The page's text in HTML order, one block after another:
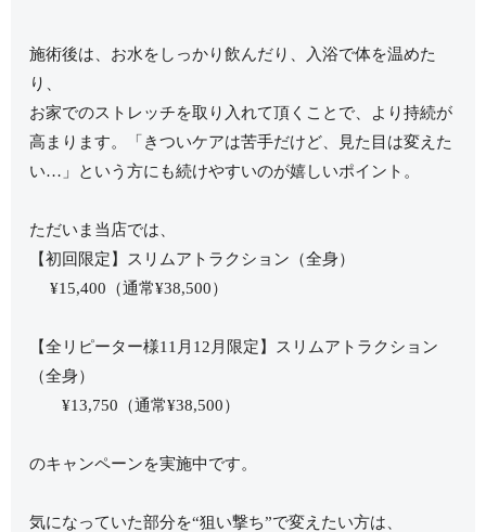
施術後は、お水をしっかり飲んだり、入浴で体を温めた
り、
お家でのストレッチを取り入れて頂くことで、より持続が
高まります。「きついケアは苦手だけど、見た目は変えた
い…」という方にも続けやすいのが嬉しいポイント。
ただいま当店では、
【初回限定】スリムアトラクション（全身）
¥15,400（通常¥38,500）
【全リピーター様11月12月限定】スリムアトラクション
（全身）
¥13,750（通常¥38,500）
のキャンペーンを実施中です。
気になっていた部分を“狙い撃ち”で変えたい方は、